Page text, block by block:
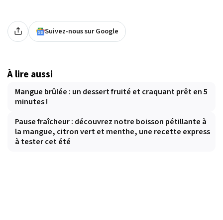
Suivez-nous sur Google
À lire aussi
Mangue brûlée : un dessert fruité et craquant prêt en 5
minutes !
Pause fraîcheur : découvrez notre boisson pétillante à
la mangue, citron vert et menthe, une recette express
à tester cet été